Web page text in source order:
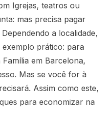
Igrejas, teatros ou
mas precisa pagar
a localidade,
exemplo prático: para
em Barcelona,
Mas se você for à
Assim como este,
para economizar na